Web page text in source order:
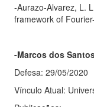
-Aurazo-Alvarez, L.
framework of
-Marcos dos
Defesa: 29/05/2020
Vínculo Atual: